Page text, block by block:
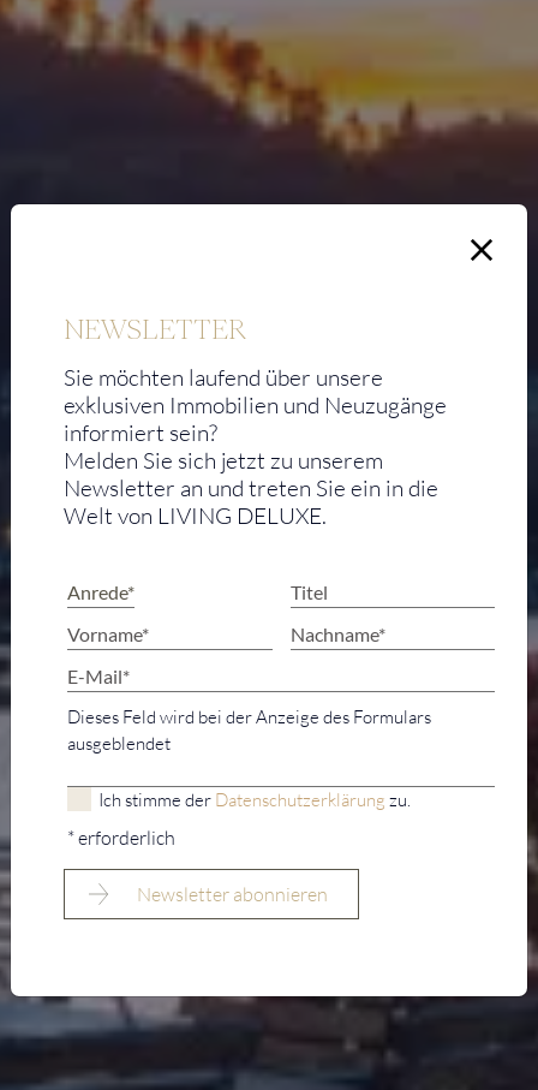
NEWSLETTER
Sie möchten laufend über unsere
exklusiven Immobilien und Neuzugänge
informiert sein?
Melden Sie sich jetzt zu unserem
Newsletter an und treten Sie ein in die
Welt von LIVING DELUXE.
Dieses Feld wird bei der Anzeige des Formulars
ausgeblendet
Ich stimme der Datenschutzerklärung zu.
* erforderlich